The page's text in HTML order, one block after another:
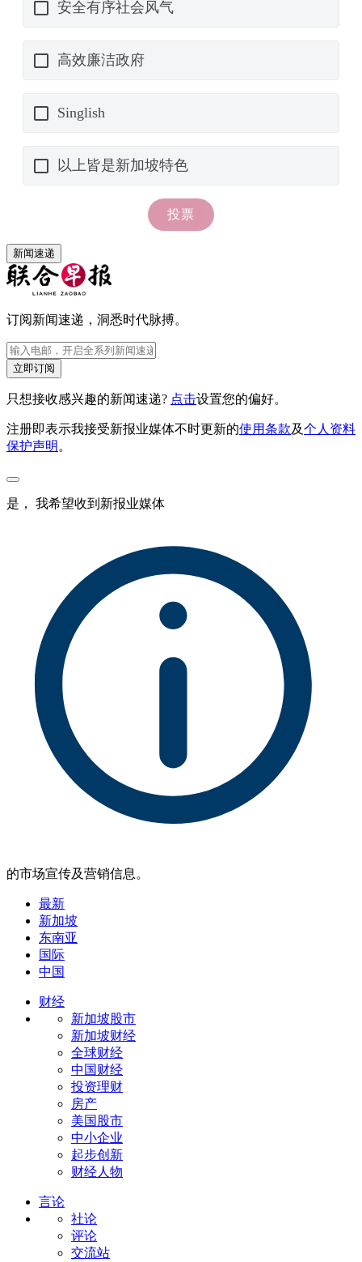
新闻速递
订阅新闻速递，洞悉时代脉搏。
立即订阅
只想接收感兴趣的新闻速递? 点击设置您的偏好。
注册即表示我接受新报业媒体不时更新的使用条款及个人资料
保护声明。
是， 我希望收到新报业媒体
的市场宣传及营销信息。
最新
新加坡
东南亚
国际
中国
财经
新加坡股市
新加坡财经
全球财经
中国财经
投资理财
房产
美国股市
中小企业
起步创新
财经人物
言论
社论
评论
交流站